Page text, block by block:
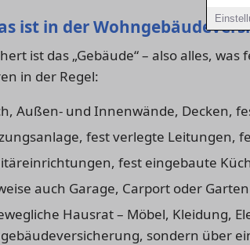
ist in der
ist das „Gebäude“ – also alles,
in der Regel:
Außen- und Innenwände, Decken,
fest verlegte Leitungen,
fest eingebaute
auch Garage, Carport oder
Hausrat – Möbel, Kleidung,
sondern über